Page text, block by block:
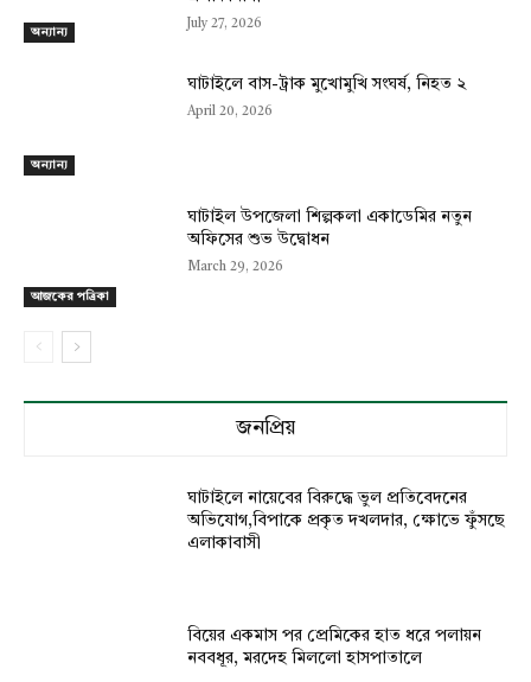
অন্যান্য
July 27, 2026
অন্যান্য
ঘাটাইলে বাস-ট্রাক মুখোমুখি সংঘর্ষ, নিহত ২
April 20, 2026
আজকের পত্রিকা
ঘাটাইল উপজেলা শিল্পকলা একাডেমির নতুন
অফিসের শুভ উদ্বোধন
March 29, 2026
জনপ্রিয়
ঘাটাইলে নায়েবের বিরুদ্ধে ভুল প্রতিবেদনের
অভিযোগ,বিপাকে প্রকৃত দখলদার, ক্ষোভে ফুঁসছে
এলাকাবাসী
বিয়ের একমাস পর প্রেমিকের হাত ধরে পলায়ন
নববধূর, মরদেহ মিললো হাসপাতালে